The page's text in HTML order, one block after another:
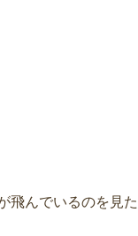
飛んでいるのを見た